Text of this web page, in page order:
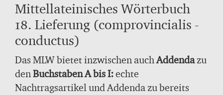
Mittellateinisches Wörterbuch
18. Lieferung (comprovincialis -
conductus)
Das MLW bietet inzwischen auchAddendazu
denBuchstaben A bis I:echte
Nachtragsartikel und Addenda zu bereits